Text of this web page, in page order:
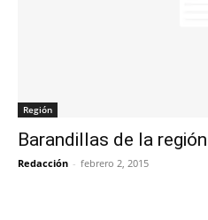
Región
Barandillas de la
Redacción - febrero 2, 2015